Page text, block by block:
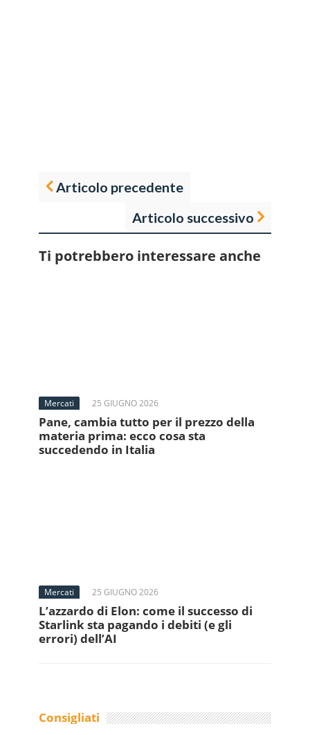
Articolo precedente
Articolo successivo
Ti potrebbero interessare anche
Mercati 25 GIUGNO 2026
Pane, cambia tutto per il prezzo della
materia prima: ecco cosa sta
succedendo in Italia
Mercati 25 GIUGNO 2026
L’azzardo di Elon: come il successo di
Starlink sta pagando i debiti (e gli
errori) dell’AI
Consigliati